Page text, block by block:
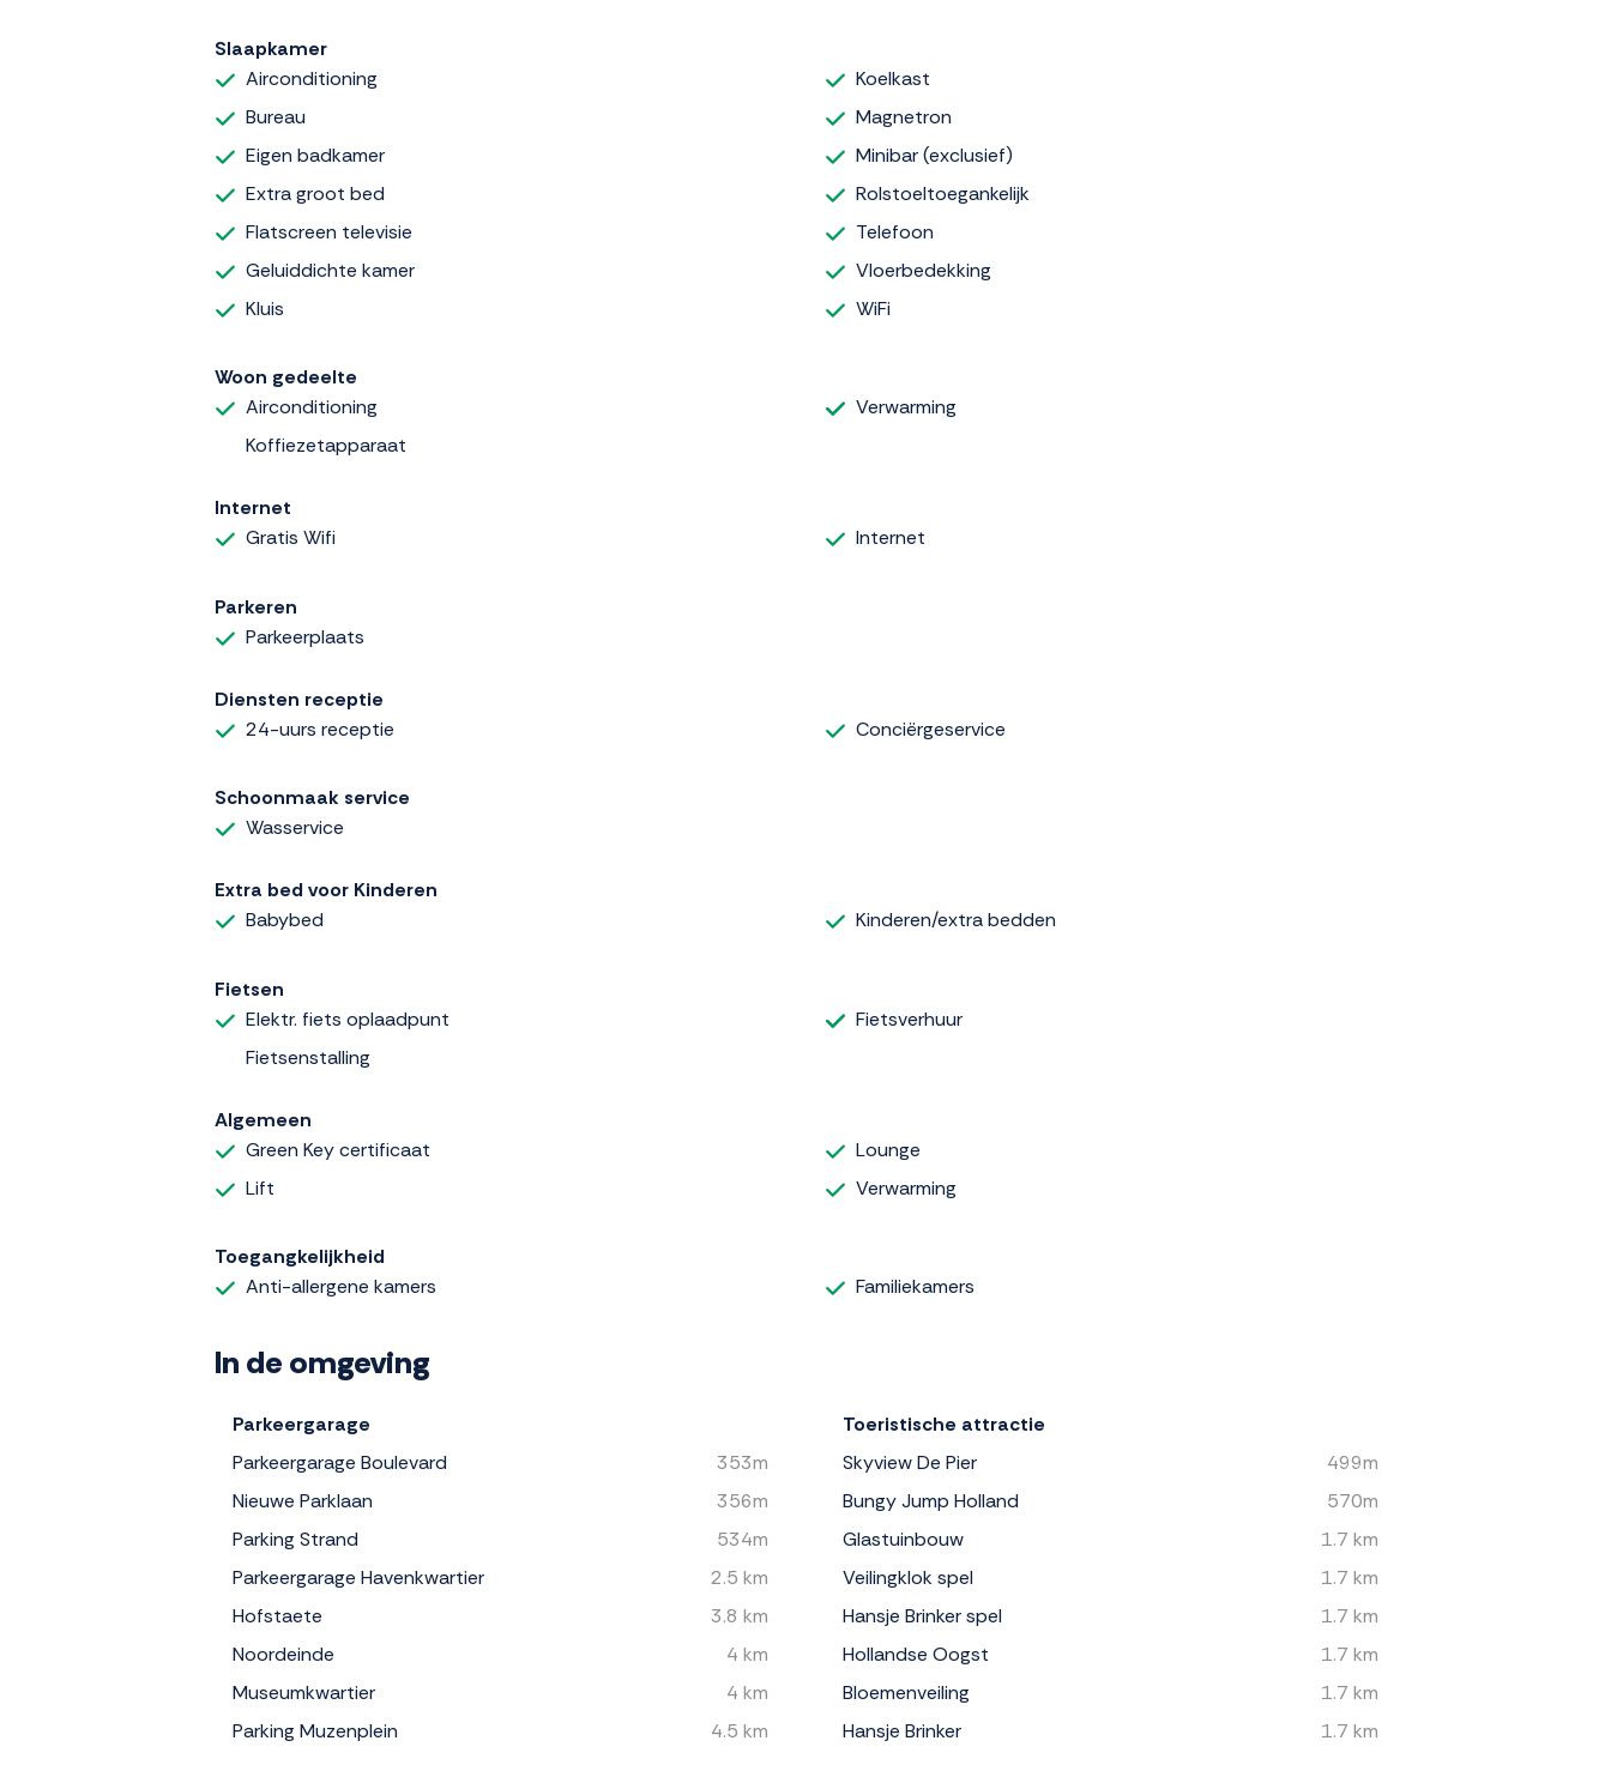
Slaapkamer
Airconditioning
Bureau
Eigen badkamer
Extra groot bed
Flatscreen televisie
Geluiddichte kamer
Kluis
Koelkast
Magnetron
Minibar (exclusief)
Rolstoeltoegankelijk
Telefoon
Vloerbedekking
WiFi
Woon gedeelte
Airconditioning
Koffiezetapparaat
Verwarming
Internet
Gratis Wifi
Internet
Parkeren
Parkeerplaats
Diensten receptie
24-uurs receptie
Conciërgeservice
Schoonmaak service
Wasservice
Extra bed voor Kinderen
Babybed
Kinderen/extra bedden
Fietsen
Elektr. fiets oplaadpunt
Fietsenstalling
Fietsverhuur
Algemeen
Green Key certificaat
Lift
Lounge
Verwarming
Toegangkelijkheid
Anti-allergene kamers
Familiekamers
In de omgeving
Parkeergarage
Parkeergarage Boulevard
353m
Nieuwe Parklaan
356m
Parking Strand
534m
Parkeergarage Havenkwartier
2.5 km
Hofstaete
3.8 km
Noordeinde
4 km
Museumkwartier
4 km
Parking Muzenplein
4.5 km
Toeristische attractie
Skyview De Pier
499m
Bungy Jump Holland
570m
Glastuinbouw
1.7 km
Veilingklok spel
1.7 km
Hansje Brinker spel
1.7 km
Hollandse Oogst
1.7 km
Bloemenveiling
1.7 km
Hansje Brinker
1.7 km